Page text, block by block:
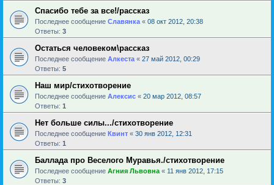
Спасибо тебе за все!/рассказ
Последнее сообщение Славянка « 08 окт 2012, 20:38
Ответы: 3
Остаться человеком\рассказ
Последнее сообщение Алкеста « 27 май 2012, 00:29
Ответы: 5
Наш мир/стихотворение
Последнее сообщение Алексис « 20 мар 2012, 08:57
Ответы: 1
Нет больше силы.../стихотворение
Последнее сообщение Квинт « 30 янв 2012, 12:31
Ответы: 1
Баллада про Веселого Муравья./стихотворение
Последнее сообщение Агния Львовна « 11 янв 2012, 17:15
Ответы: 3